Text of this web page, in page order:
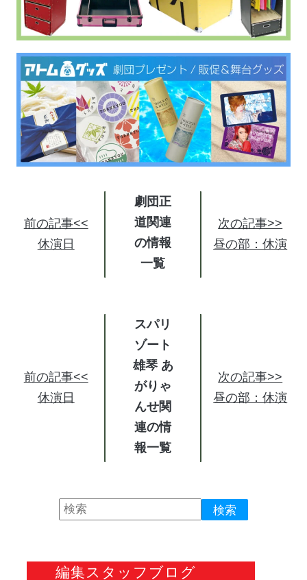
前の記事<<
休演日
劇団正
道関連
の情報
次の記事>>
昼の部：休演
前の記事<<
休演日
スパリ
ゾート
雄琴 あ
がりゃ
んせ関
連の情
報
次の記事>>
昼の部：休演
編集スタッフブログ